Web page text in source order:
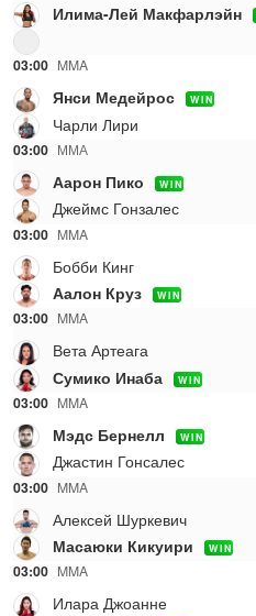
Илима-Лей Макфарлэйн
03:00 MMA
Янси Медейрос WIN
Чарли Лири
03:00 ММА
Аарон Пико WIN
Джеймс Гонзалес
03:00 MMA
Бобби Кинг
Аалон Круз
WIN
03:00 MMA
Вета Артеага
Сумико Инаба
WIN
03:00 MMA
Мэдс Бернелл WIN
Джастин Гонсалес
03:00 MMA
Алексей Шуркевич
Масаюки Кикуири
WIN
03:00 MMA
Илара Джоанне